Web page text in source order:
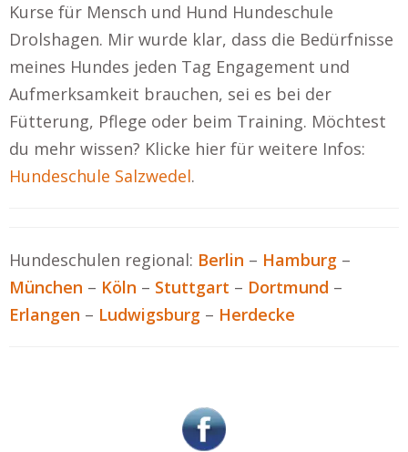
Kurse für Mensch und Hund Hundeschule
Drolshagen. Mir wurde klar, dass die Bedürfnisse
meines Hundes jeden Tag Engagement und
Aufmerksamkeit brauchen, sei es bei der
Fütterung, Pflege oder beim Training. Möchtest
du mehr wissen? Klicke hier für weitere Infos:
Hundeschule Salzwedel.
Hundeschulen regional: Berlin – Hamburg –
München – Köln – Stuttgart – Dortmund –
Erlangen – Ludwigsburg – Herdecke